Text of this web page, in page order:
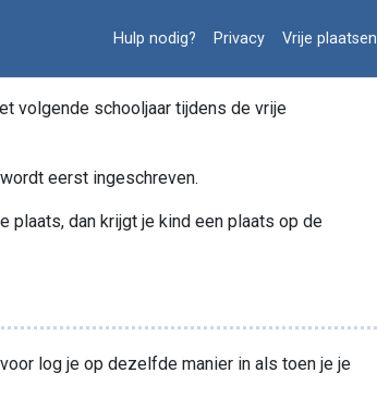
Hulp nodig? Privacy Vrije plaatsen
volgende schooljaar tijdens de vrije
eerst ingeschreven.
plaats, dan krijgt je kind een plaats op de
log je op dezelfde manier in als toen je je